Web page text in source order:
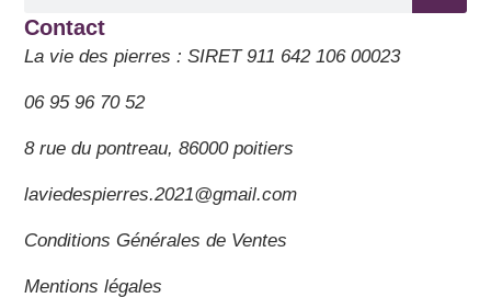
Contact
La vie des pierres : SIRET 911 642 106 00023
06 95 96 70 52
8 rue du pontreau, 86000 poitiers
laviedespierres.2021@gmail.com
Conditions Générales de Ventes
Mentions légales